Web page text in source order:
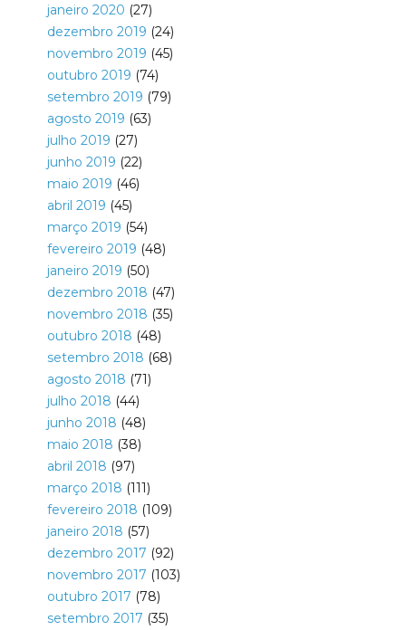
janeiro 2020 (27)
dezembro 2019 (24)
novembro 2019 (45)
outubro 2019 (74)
setembro 2019 (79)
agosto 2019 (63)
julho 2019 (27)
junho 2019 (22)
maio 2019 (46)
abril 2019 (45)
março 2019 (54)
fevereiro 2019 (48)
janeiro 2019 (50)
dezembro 2018 (47)
novembro 2018 (35)
outubro 2018 (48)
setembro 2018 (68)
agosto 2018 (71)
julho 2018 (44)
junho 2018 (48)
maio 2018 (38)
abril 2018 (97)
março 2018 (111)
fevereiro 2018 (109)
janeiro 2018 (57)
dezembro 2017 (92)
novembro 2017 (103)
outubro 2017 (78)
setembro 2017 (35)